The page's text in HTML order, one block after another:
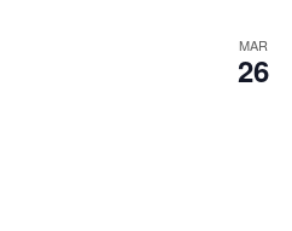
MAR
26